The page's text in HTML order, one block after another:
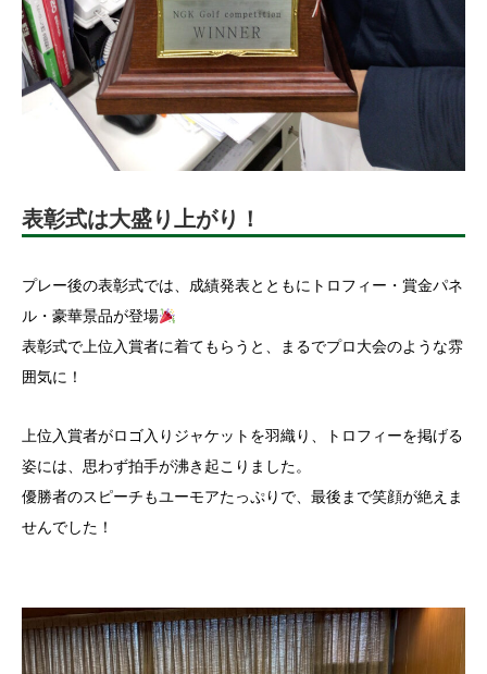
表彰式は大盛り上がり！
プレー後の表彰式では、成績発表とともにトロフィー・賞金パネ
ル・豪華景品が登場
表彰式で上位入賞者に着てもらうと、まるでプロ大会のような雰
囲気に！
上位入賞者がロゴ入りジャケットを羽織り、トロフィーを掲げる
姿には、思わず拍手が沸き起こりました。
優勝者のスピーチもユーモアたっぷりで、最後まで笑顔が絶えま
せんでした！